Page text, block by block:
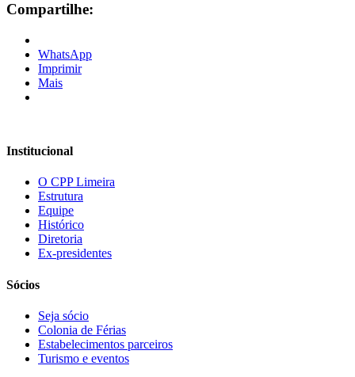
Compartilhe:
WhatsApp
Imprimir
Mais
Institucional
O CPP Limeira
Estrutura
Equipe
Histórico
Diretoria
Ex-presidentes
Sócios
Seja sócio
Colonia de Férias
Estabelecimentos parceiros
Turismo e eventos